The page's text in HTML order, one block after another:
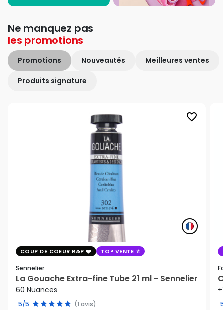
Ne manquez pas
les promotions
Promotions Nouveautés Meilleures ventes
Produits signature
favorite_border
COUP DE COEUR R&P TOP VENTE
Sennelier
La Gouache Extra-fine Tube 21 ml - Sennelier
60 Nuances
5/5 (1 avis)